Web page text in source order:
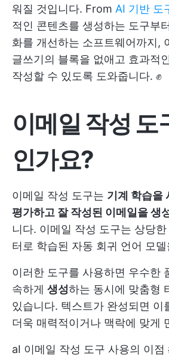
워질 것입니다. From AI 기반 도
적인 콘텐츠를 생성하는 도구부
화를 개선하는 소프트웨어까지,
글쓰기의 블록을 없애고 효과적
작성할 수 있도록 도와줍니다. ✊
이메일 작성 도
인가요?
이메일 작성 도구는 기계 학습을
평가하고 잘 작성된 이메일을 생
니다. 이메일 작성 도구는 상당
터로 학습된 자동 회귀 언어 모
이러한 도구를 사용하면 우수한
속하게 생성하는 동시에 맞춤형
있습니다. 텍스트가 완성되면 이
더욱 매력적이거나 맥락에 맞게
aI 이메일 작성 도구 사용의 이